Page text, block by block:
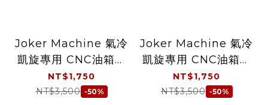
Joker Machine 氣冷
凱旋專用 CNC油箱蓋
英國旗900 - 電鍍銀
NT$1,750
NT$3,500 -50%
Joker Machine 氣冷
凱旋專用 CNC油箱蓋
英國旗 - 黑
NT$1,750
NT$3,500 -50%